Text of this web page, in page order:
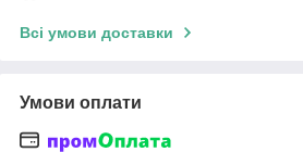
Всі умови доставки
Умови оплати